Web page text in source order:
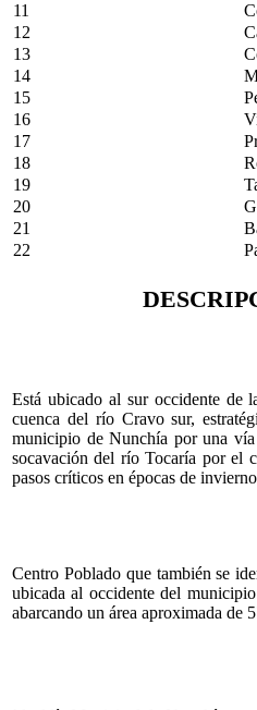
11
12
13
14
15
16
17
18
19
20
21
22
Está ubicado al sur occidente de
cuenca del río Cravo sur,
municipio de Nunchía por una
socavación del río Tocaría por el
pasos críticos en épocas de
Centro Poblado que también se
ubicada al occidente del
abarcando un área aproximada de